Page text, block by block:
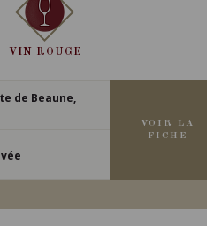
VIN ROUGE
de Beaune,
VOIR LA
FICHE